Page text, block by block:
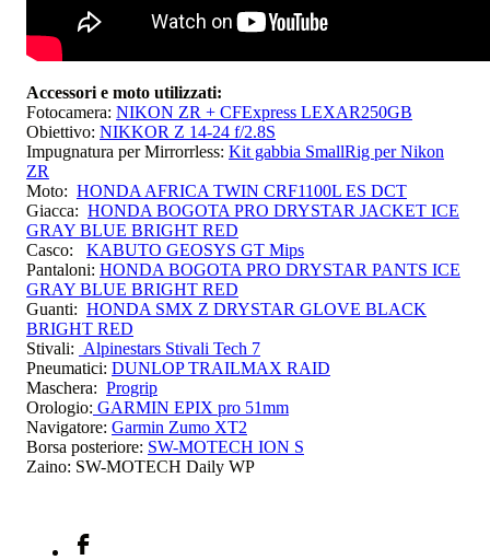
Accessori e moto utilizzati:
Fotocamera: NIKON ZR + CFExpress LEXAR250GB
Obiettivo: NIKKOR Z 14-24 f/2.8S
Impugnatura per Mirrorrless: Kit gabbia SmallRig per Nikon
ZR
Moto: HONDA AFRICA TWIN CRF1100L ES DCT
Giacca: HONDA BOGOTA PRO DRYSTAR JACKET ICE
GRAY BLUE BRIGHT RED
Casco: KABUTO GEOSYS GT Mips
Pantaloni: HONDA BOGOTA PRO DRYSTAR PANTS ICE
GRAY BLUE BRIGHT RED
Guanti: HONDA SMX Z DRYSTAR GLOVE BLACK
BRIGHT RED
Stivali: Alpinestars Stivali Tech 7
Pneumatici: DUNLOP TRAILMAX RAID
Maschera: Progrip
Orologio: GARMIN EPIX pro 51mm
Navigatore: Garmin Zumo XT2
Borsa posteriore: SW-MOTECH ION S
Zaino: SW-MOTECH Daily WP